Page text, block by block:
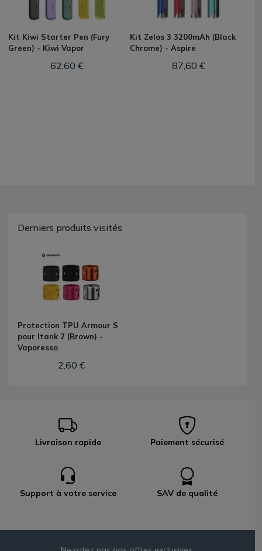
Kit Kiwi Starter Pen (Fury
Green) - Kiwi Vapor
62,60 €
Kit Zelos 3 3200mAh (Black
Chrome) - Aspire
87,60 €
Derniers produits visités
Protection TPU Armour S
pour Itank 2 (Brown) -
Vaporesso
2,60 €
Livraison rapide Paiement sécurisé
Support à votre service SAV de qualité